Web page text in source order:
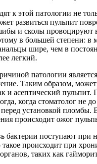
к этой патологии не
развиться пульпит
и сколы провоцируют
в большей степени: в
шире, чем в
легкий.
патологии является
Таким образом,
и асептический пульпит.
когда стоматолог не
перед установкой
происходит ожог
бактерии поступают при
происходит при
таких как